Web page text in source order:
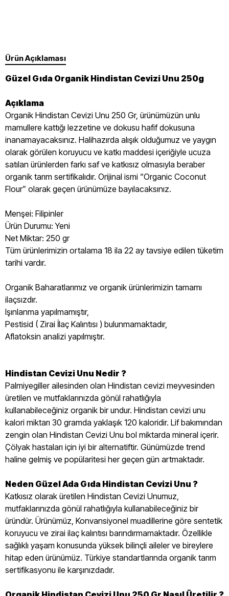
Ürün Açıklaması
Güzel Gıda Organik Hindistan Cevizi Unu 250g
Açıklama
Organik Hindistan Cevizi Unu 250 Gr, ürünümüzün unlu
mamullere kattığı lezzetine ve dokusu hafif dokusuna
inanamayacaksınız. Halihazırda alışık olduğumuz ve yaygın
olarak görülen koruyucu ve katkı maddesi içeriğiyle ucuza
satılan ürünlerden farkı saf ve katkısız olmasıyla beraber
organik tarım sertifikalıdır. Orijinal ismi “Organic Coconut
Flour” olarak geçen ürünümüze bayılacaksınız.
Menşei: Filipinler
Ürün Durumu: Yeni
Net Miktar: 250 gr
Tüm ürünlerimizin ortalama 18 ila 22 ay tavsiye edilen tüketim
tarihi vardır.
Organik Baharatlarımız ve organik ürünlerimizin tamamı
ilaçsızdır.
Işınlanma yapılmamıştır,
Pestisid ( Zirai İlaç Kalıntısı ) bulunmamaktadır,
Aflatoksin analizi yapılmıştır.
Hindistan Cevizi Unu Nedir ?
Palmiyegiller ailesinden olan Hindistan cevizi meyvesinden
üretilen ve mutfaklarınızda gönül rahatlığıyla
kullanabileceğiniz organik bir undur. Hindistan cevizi unu
kalori miktarı 30 gramda yaklaşık 120 kaloridir. Lif bakımından
zengin olan Hindistan Cevizi Unu bol miktarda mineral içerir.
Çölyak hastaları için iyi bir alternatiftir. Günümüzde trend
haline gelmiş ve popülaritesi her geçen gün artmaktadır.
Neden Güzel Ada Gıda Hindistan Cevizi Unu ?
Katkısız olarak üretilen Hindistan Cevizi Unumuz,
mutfaklarınızda gönül rahatlığıyla kullanabileceğiniz bir
üründür. Ürünümüz, Konvansiyonel muadillerine göre sentetik
koruyucu ve zirai ilaç kalıntısı barındırmamaktadır. Özellikle
sağlıklı yaşam konusunda yüksek bilinçli aileler ve bireylere
hitap eden ürünümüz. Türkiye standartlarında organik tarım
sertifikasyonu ile karşınızdadır.